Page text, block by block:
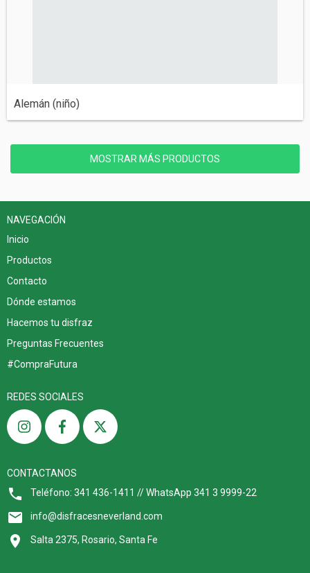
Alemán (niño)
MOSTRAR MÁS PRODUCTOS
NAVEGACIÓN
Inicio
Productos
Contacto
Dónde estamos
Hacemos tu disfraz
Preguntas Frecuentes
#CompraFutura
REDES SOCIALES
CONTACTANOS
Teléfono: 341 436-1411 // WhatsApp 341 3 9999-22
info@disfracesneverland.com
Salta 2375, Rosario, Santa Fe